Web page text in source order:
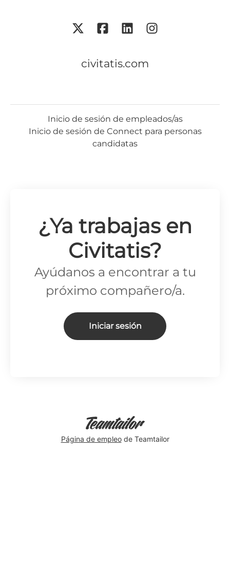
civitatis.com
Inicio de sesión de empleados/as
Inicio de sesión de Connect para personas
candidatas
¿Ya trabajas en
Civitatis?
Ayúdanos a encontrar a tu
próximo compañero/a.
Iniciar sesión
Página de empleode Teamtailor